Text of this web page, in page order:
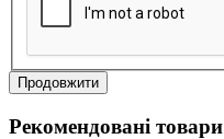
Продовжити
Рекомендовані товари